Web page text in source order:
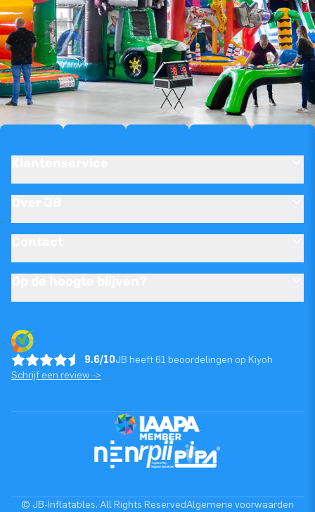
9.6/10JB heeft 61 beoordelingen op Kiyoh
Schrijf een review ->
© JB-Inflatables. All Rights ReservedAlgemene voorwaarden